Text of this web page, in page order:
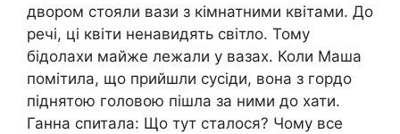
двором стояли вази з кімнатними квітами. До
речі, ці квіти ненавидять світло. Тому
бідолахи майже лежали у вазах. Коли Маша
помітила, що прийшли сусіди, вона з гордо
піднятою головою пішла за ними до хати.
Ганна спитала: Що тут сталося? Чому все